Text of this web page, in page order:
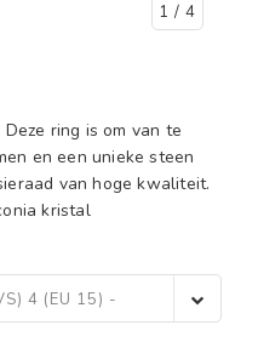
1 / 4
ring is om van te
en een unieke steen
van hoge kwaliteit.
kristal
4 (EU 15) -